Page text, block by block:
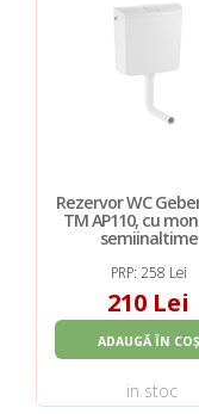
Rezervor WC
TM AP110, cu
semiinaltime
PRP: 258 Lei
210 Lei
ADAUGĂ ÎN COȘ
in stoc